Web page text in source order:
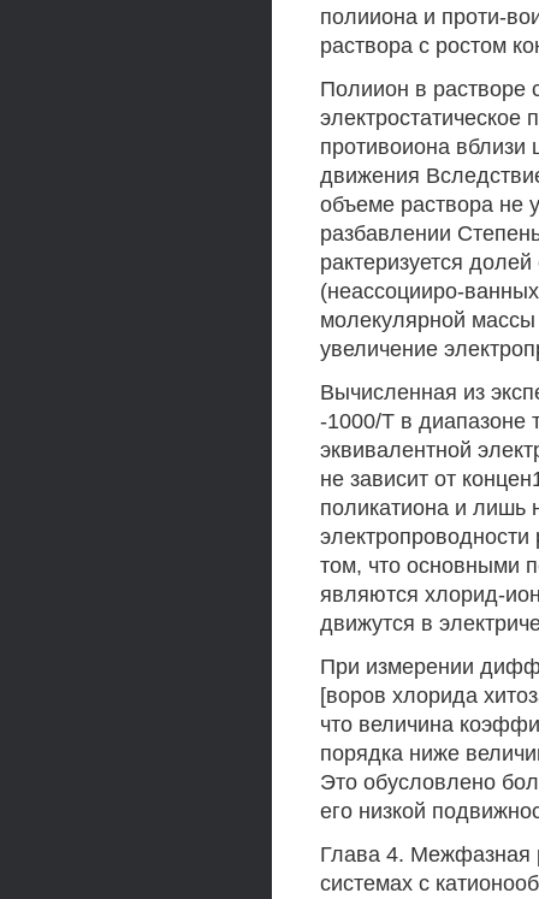
полииона и проти-
раствора с ростом
Полиион в растворе
электростатическое
противоиона вблизи
движения
объеме раствора не
разбавлении
рактеризуется
(неассоцииро-
молекулярной
увеличение
Вычисленная из
-1000/Т в диапазоне
эквивалентной
не зависит от
поликатиона и лишь
том, что основными
являются хлорид-
движутся в
При измерении
[воров хлорида
что величина
порядка ниже
Это обусловлено
его низкой
Глава 4. Межфазная
системах с